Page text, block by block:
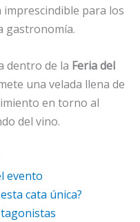
imprescindible para los
gastronomía.
dentro de la Feria del
una velada llena de
en torno al
del vino.
evento
cata única?